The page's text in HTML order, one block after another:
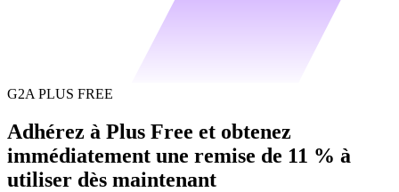
G2A PLUS FREE
Adhérez à Plus Free et obtenez
immédiatement une remise de 11 % à
utiliser dès maintenant